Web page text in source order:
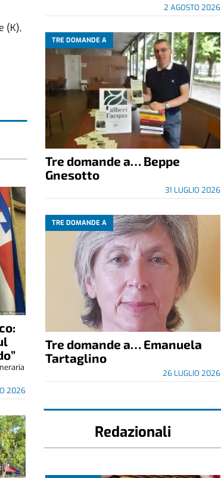
(K),
2026
2 AGOSTO 2026
TRE DOMANDE A
Tre domande a… Beppe
Gnesotto
31 LUGLIO 2026
TRE DOMANDE A
Tre domande a… Emanuela
Tartaglino
26 LUGLIO 2026
Redazionali